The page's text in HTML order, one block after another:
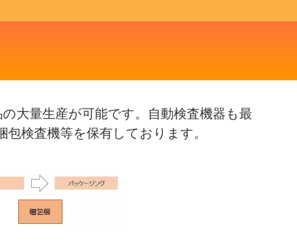
大量生産が可能です。自動検査機器も最
検査機等を保有しております。